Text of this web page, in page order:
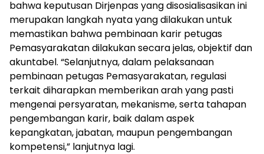
bahwa keputusan Dirjenpas yang disosialisasikan ini
merupakan langkah nyata yang dilakukan untuk
memastikan bahwa pembinaan karir petugas
Pemasyarakatan dilakukan secara jelas, objektif dan
akuntabel. “Selanjutnya, dalam pelaksanaan
pembinaan petugas Pemasyarakatan, regulasi
terkait diharapkan memberikan arah yang pasti
mengenai persyaratan, mekanisme, serta tahapan
pengembangan karir, baik dalam aspek
kepangkatan, jabatan, maupun pengembangan
kompetensi,” lanjutnya lagi.